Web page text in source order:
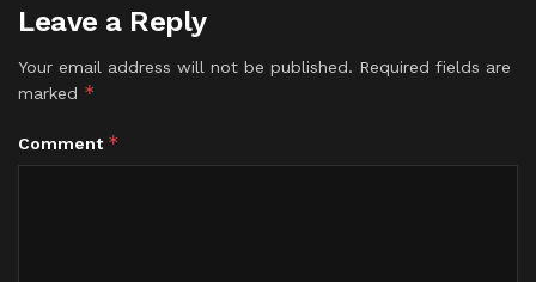
Leave a Reply
Your email address will not be published. Required fields are
marked *
Comment *